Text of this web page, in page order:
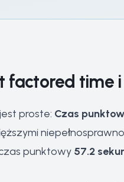
factored time
proste: Czas
punktowy 57.2